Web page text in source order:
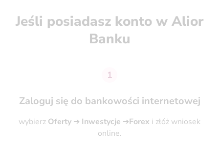
Jeśli posiadasz konto w Alior
Banku
1
Zaloguj się do bankowości internetowej
wybierz Oferty ➔ Inwestycje ➔Forex i złóż wniosek
online.